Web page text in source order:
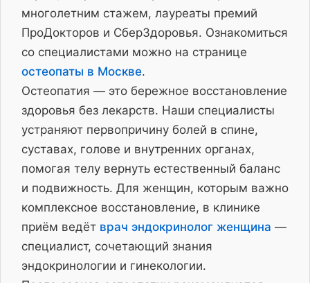
многолетним стажем, лауреаты премий
ПроДокторов и СберЗдоровья. Ознакомиться
со специалистами можно на странице
остеопаты в Москве.
Остеопатия — это бережное восстановление
здоровья без лекарств. Наши специалисты
устраняют первопричину болей в спине,
суставах, голове и внутренних органах,
помогая телу вернуть естественный баланс
и подвижность. Для женщин, которым важно
комплексное восстановление, в клинике
приём ведёт врач эндокринолог женщина —
специалист, сочетающий знания
эндокринологии и гинекологии.